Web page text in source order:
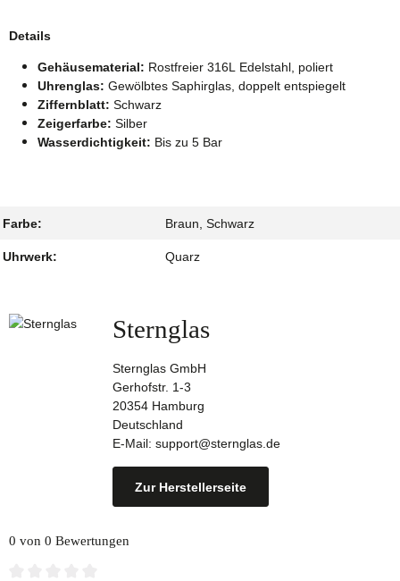
Details
Gehäusematerial: Rostfreier 316L Edelstahl, poliert
Uhrenglas: Gewölbtes Saphirglas, doppelt entspiegelt
Ziffernblatt: Schwarz
Zeigerfarbe: Silber
Wasserdichtigkeit: Bis zu 5 Bar
Farbe:
Braun, Schwarz
Uhrwerk:
Quarz
Sternglas
Sternglas GmbH
Gerhofstr. 1-3
20354 Hamburg
Deutschland
E-Mail: support@sternglas.de
Zur Herstellerseite
0 von 0 Bewertungen